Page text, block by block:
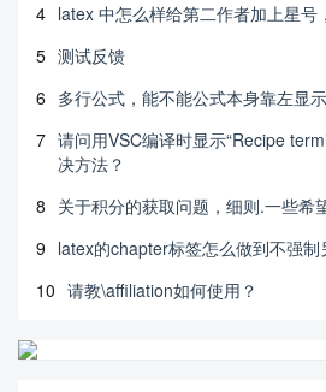
4 latex 中怎么样给第二作者加上星号
5 测试反馈
6 多行公式，能不能公式本身靠左显
7 请问用VSC编译时显示“Recipe
决方法？
8 关于积分的获取问题，细则.一些希
9 latex的chapter标签怎么做到不强制
10 请教\affiliation如何使用？